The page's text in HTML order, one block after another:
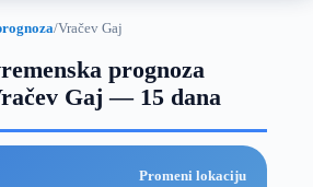
/Vračev Gaj
prognoza
Gaj — 15 dana
Promeni lokaciju